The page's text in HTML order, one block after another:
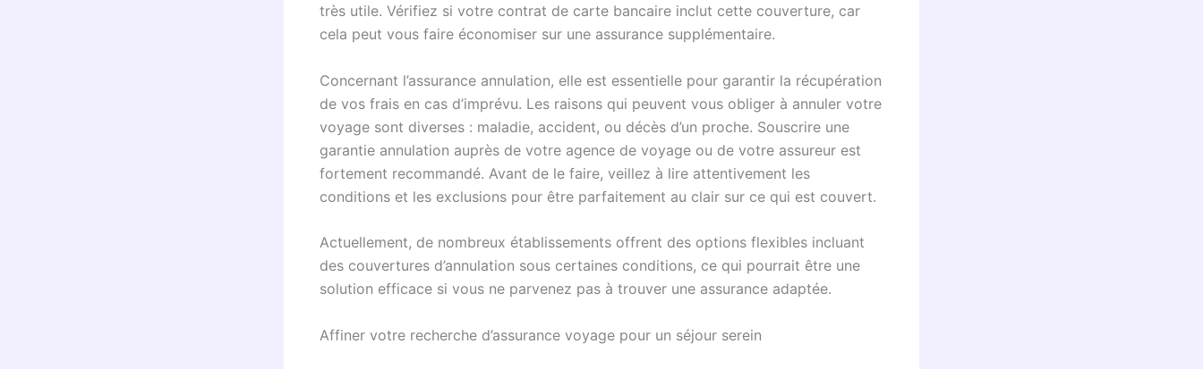
très utile. Vérifiez si votre contrat de carte bancaire inclut cette couverture, car
cela peut vous faire économiser sur une assurance supplémentaire.
Concernant l’assurance annulation, elle est essentielle pour garantir la récupération
de vos frais en cas d’imprévu. Les raisons qui peuvent vous obliger à annuler votre
voyage sont diverses : maladie, accident, ou décès d’un proche. Souscrire une
garantie annulation auprès de votre agence de voyage ou de votre assureur est
fortement recommandé. Avant de le faire, veillez à lire attentivement les
conditions et les exclusions pour être parfaitement au clair sur ce qui est couvert.
Actuellement, de nombreux établissements offrent des options flexibles incluant
des couvertures d’annulation sous certaines conditions, ce qui pourrait être une
solution efficace si vous ne parvenez pas à trouver une assurance adaptée.
Affiner votre recherche d’assurance voyage pour un séjour serein